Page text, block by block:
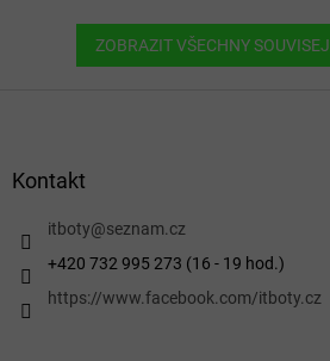
ZOBRAZIT VŠECHNY
Kontakt
itboty@seznam.cz
+420 732 995 273 (16 - 19 hod.)
https://www.facebook.com/itboty.cz